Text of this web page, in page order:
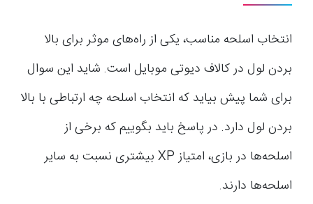
انتخاب اسلحه مناسب، یکی از راه‌های موثر برای بالا
بردن لول در کالاف دیوتی موبایل است. شاید این سوال
برای شما پیش بیاید که انتخاب اسلحه چه ارتباطی با بالا
بردن لول دارد. در پاسخ باید بگوییم که برخی از
اسلحه‌ها در بازی، امتیاز XP بیشتری نسبت به سایر
اسلحه‌ها دارند.